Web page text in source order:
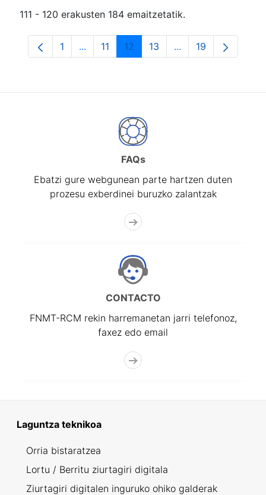
111 - 120 erakusten 184 emaitzetatik.
Orrialdea
1 ...Intermediate Pages Use TAB to navigate.
Orrialdea
11 Orrialdea
12 Orrialdea
13 ...Intermediate
Orrialdea
19
FAQs
Ebatzi gure webgunean parte hartzen duten
prozesu exberdinei buruzko zalantzak
CONTACTO
FNMT-RCM rekin harremanetan jarri telefonoz,
faxez edo email
Laguntza teknikoa
Orria bistaratzea
Lortu / Berritu ziurtagiri digitala
Ziurtagiri digitalen inguruko ohiko galderak